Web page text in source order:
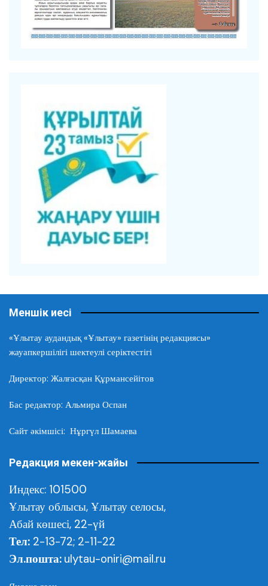
Меншік иесі
«Ұлытау аудандық «Ұлытау» газетінің редакциясы»
жауапкершілігі шектеулі серіктестігі
Директор: Жалғасқан Құрмансейітов
Бас редактор: Альмира Оспан
Сайт әкімшісі: Нұргүл Шамаева
Редакция мекен-жайы
Индекс: 101500
Ұлытау облысы, Ұлытау селосы,
Абай көшесі, 22-үй
Тел: 2-13-72; 2-11-22
Эл.пошта: ulytau-oniri@mail.ru